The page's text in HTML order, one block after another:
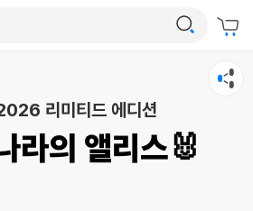
리미티드 에디션
라의 앨리스🐰